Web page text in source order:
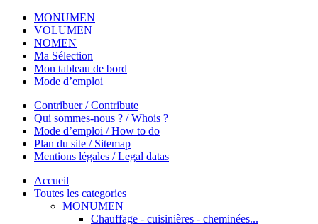
MONUMEN
VOLUMEN
NOMEN
Ma Sélection
Mon tableau de bord
Mode d’emploi
Contribuer / Contribute
Qui sommes-nous ? / Whois ?
Mode d’emploi / How to do
Plan du site / Sitemap
Mentions légales / Legal datas
Accueil
Toutes les categories
MONUMEN
Chauffage - cuisinières - cheminées...